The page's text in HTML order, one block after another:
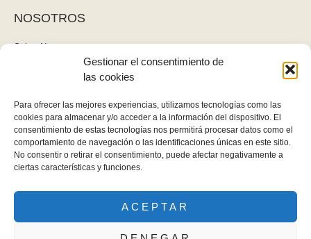
Gestionar el consentimiento de
las cookies
Para ofrecer las mejores experiencias, utilizamos tecnologías como las
cookies para almacenar y/o acceder a la información del dispositivo. El
consentimiento de estas tecnologías nos permitirá procesar datos como el
comportamiento de navegación o las identificaciones únicas en este sitio.
No consentir o retirar el consentimiento, puede afectar negativamente a
ciertas características y funciones.
ACEPTAR
NOSOTROS
Sobre Nosotros
Política de privacidad
Aviso legal y cookies
Derecho de desistimiento